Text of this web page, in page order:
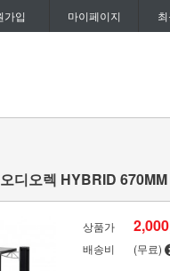
가입 마이페이지
디오렉 HYBRID
상품가
배송비
(무료)